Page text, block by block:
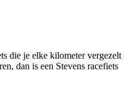
die je elke kilometer vergezelt
dan is een Stevens racefiets